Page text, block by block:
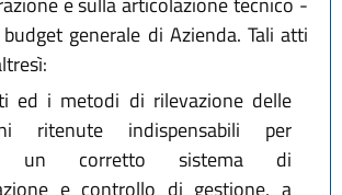
generale di Azienda. Tali atti
ed i metodi di rilevazione delle
ritenute indispensabili per
un corretto sistema di
e controllo di gestione, a